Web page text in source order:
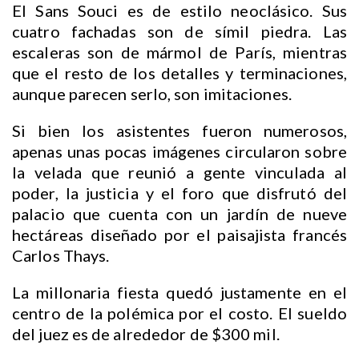
El Sans Souci es de estilo neoclásico. Sus
cuatro fachadas son de símil piedra. Las
escaleras son de mármol de París, mientras
que el resto de los detalles y terminaciones,
aunque parecen serlo, son imitaciones.
Si bien los asistentes fueron numerosos,
apenas unas pocas imágenes circularon sobre
la velada que reunió a gente vinculada al
poder, la justicia y el foro que disfrutó del
palacio que cuenta con un jardín de nueve
hectáreas diseñado por el paisajista francés
Carlos Thays.
La millonaria fiesta quedó justamente en el
centro de la polémica por el costo. El sueldo
del juez es de alrededor de $300 mil.